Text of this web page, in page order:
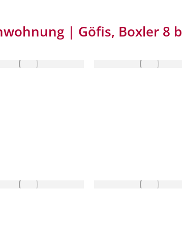
| Göfis, Boxler 8 b
VERKAUFT VERKAUFT
VERKAUFT VERKAUFT